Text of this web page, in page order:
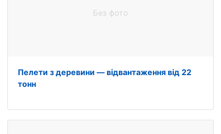
Без фото
Пелети з деревини — відвантаження від 22
тонн